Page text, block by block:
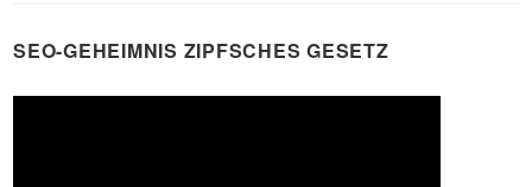
SEO-GEHEIMNIS ZIPFSCHES GESETZ